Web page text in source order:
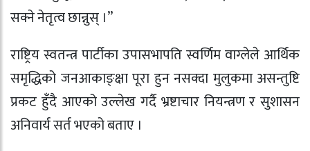
सक्ने नेतृत्व छान्नुस् ।”
राष्ट्रिय स्वतन्त्र पार्टीका उपासभापति स्वर्णिम वाग्लेले आर्थिक
समृद्धिको जनआकाङ्क्षा पूरा हुन नसक्दा मुलुकमा असन्तुष्टि
प्रकट हुँदै आएको उल्लेख गर्दै भ्रष्टाचार नियन्त्रण र सुशासन
अनिवार्य सर्त भएको बताए ।